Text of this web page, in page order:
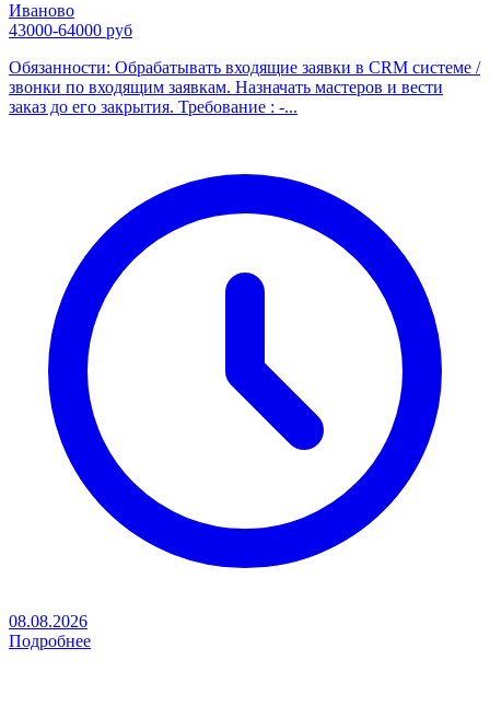
Иваново
43000-64000 руб
Обязанности: Обрабатывать входящие заявки в CRM системе /
звонки по входящим заявкам. Назначать мастеров и вести
заказ до его закрытия. Требование : -...
08.08.2026
Подробнее